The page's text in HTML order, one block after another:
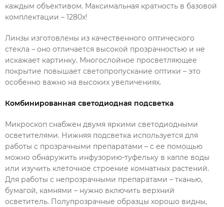
каждым объективом. Максимальная кратность в базовой
комплектации – 1280x!
Линзы изготовлены из качественного оптического
стекла – оно отличается высокой прозрачностью и не
искажает картинку. Многослойное просветляющее
покрытие повышает светопропускание оптики – это
особенно важно на высоких увеличениях.
Комбинированная светодиодная подсветка
Микроскоп снабжен двумя яркими светодиодными
осветителями. Нижняя подсветка используется для
работы с прозрачными препаратами – с ее помощью
можно обнаружить инфузорию-туфельку в капле воды
или изучить клеточное строение комнатных растений.
Для работы с непрозрачными препаратами – тканью,
бумагой, камнями – нужно включить верхний
осветитель. Полупрозрачные образцы хорошо видны,